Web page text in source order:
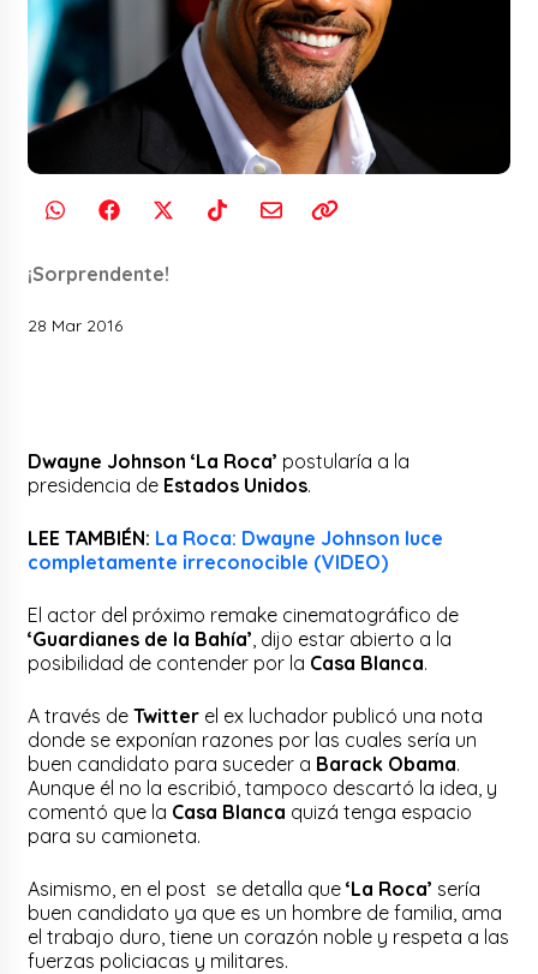
¡Sorprendente!
28 Mar 2016
Dwayne Johnson ‘La Roca’ postularía a la
presidencia de Estados Unidos.
LEE TAMBIÉN: La Roca: Dwayne Johnson luce
completamente irreconocible (VIDEO)
El actor del próximo remake cinematográfico de
‘Guardianes de la Bahía’ , dijo estar abierto a la
posibilidad de contender por la Casa Blanca.
A través deTwitter el ex luchador publicó una nota
donde se exponían razones por las cuales sería un
buen candidato para suceder a Barack Obama.
Aunque él no la escribió, tampoco descartó la idea, y
comentó que la Casa Blanca quizá tenga espacio
para su camioneta.
Asimismo, en el post se detalla que‘La Roca’ sería
buen candidato ya que es un hombre de familia, ama
el trabajo duro, tiene un corazón noble y respeta a las
fuerzas policiacas y militares.